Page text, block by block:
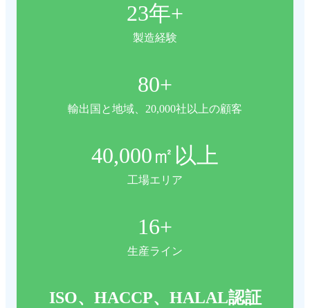
23年+
製造経験
80+
輸出国と地域、20,000社以上の顧客
40,000㎡以上
工場エリア
16+
生産ライン
ISO、HACCP、HALAL認証